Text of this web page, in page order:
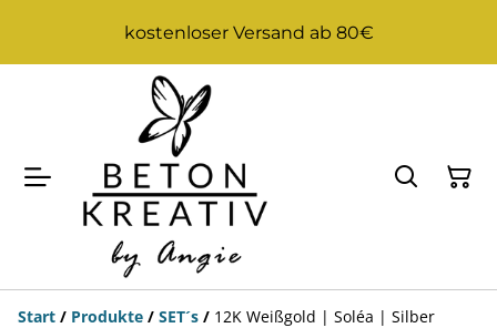
kostenloser Versand ab 80€
Start / Produkte / SET´s / 12K Weißgold | Soléa | Silber